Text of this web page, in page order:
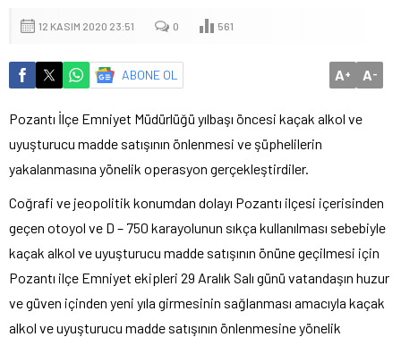
12 KASIM 2020 23:51 0 561
ABONE OL A+ A-
Pozantı İlçe Emniyet Müdürlüğü yılbaşı öncesi kaçak alkol ve
uyuşturucu madde satışının önlenmesi ve şüphelilerin
yakalanmasına yönelik operasyon gerçekleştirdiler.
Coğrafi ve jeopolitik konumdan dolayı Pozantı ilçesi içerisinden
geçen otoyol ve D – 750 karayolunun sıkça kullanılması sebebiyle
kaçak alkol ve uyuşturucu madde satışının önüne geçilmesi için
Pozantı ilçe Emniyet ekipleri 29 Aralık Salı günü vatandaşın huzur
ve güven içinden yeni yıla girmesinin sağlanması amacıyla kaçak
alkol ve uyuşturucu madde satışının önlenmesine yönelik